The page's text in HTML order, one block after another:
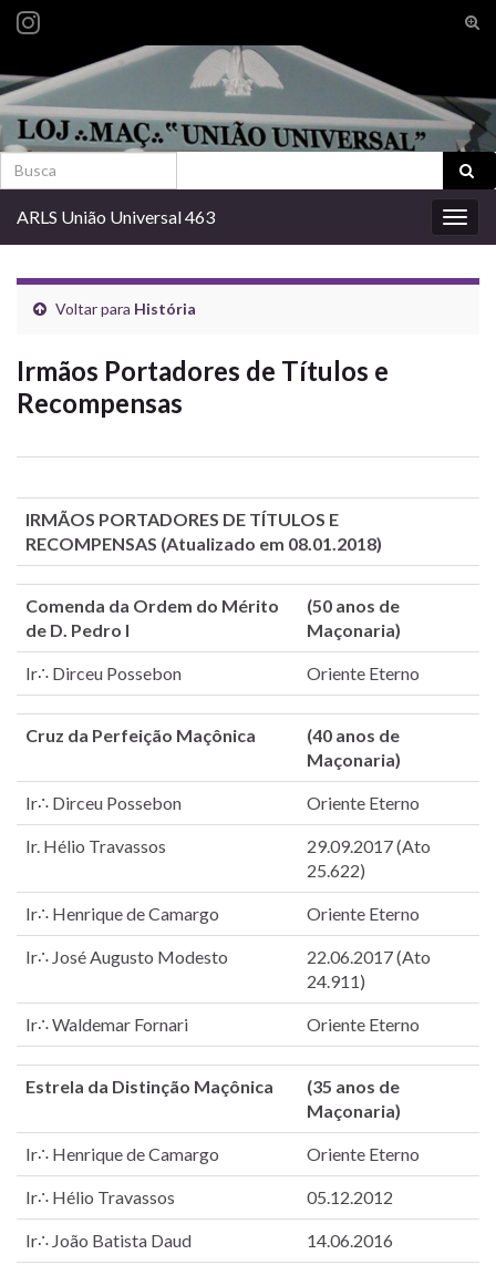
Search for:
ARLS União Universal 463
Voltar para História
Irmãos Portadores de Títulos e
Recompensas
IRMÃOS PORTADORES DE TÍTULOS E
RECOMPENSAS (Atualizado em 08.01.2018)
Comenda da Ordem do Mérito
de D. Pedro I
(50 anos de
Maçonaria)
Ir∴ Dirceu Possebon Oriente Eterno
Cruz da Perfeição Maçônica
(40 anos de
Maçonaria)
Ir∴ Dirceu Possebon Oriente Eterno
Ir. Hélio Travassos
29.09.2017 (Ato
25.622)
Ir∴ Henrique de Camargo Oriente Eterno
Ir∴ José Augusto Modesto
22.06.2017 (Ato
24.911)
Ir∴ Waldemar Fornari Oriente Eterno
Estrela da Distinção Maçônica
(35 anos de
Maçonaria)
Ir∴ Henrique de Camargo Oriente Eterno
Ir∴ Hélio Travassos 05.12.2012
Ir∴ João Batista Daud 14.06.2016